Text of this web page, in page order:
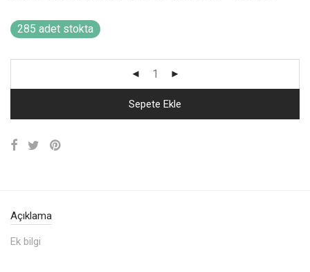
285 adet stokta
Sepete Ekle
Açıklama
Ek bilgi